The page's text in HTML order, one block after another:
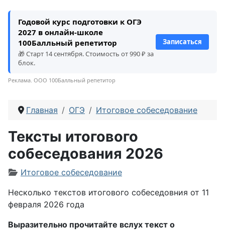
Годовой курс подготовки к ОГЭ
2027 в онлайн-школе
100Балльный репетитор
🎁 Старт 14 сентября. Стоимость от 990 ₽ за
блок.
Записаться
Реклама. ООО 100Балльный репетитор
Главная ОГЭ Итоговое собеседование
Тексты итогового
собеседования 2026
Информация о материале
Итоговое собеседование
Несколько текстов итогового собеседовния от 11
февраля 2026 года
Выразительно прочитайте вслух текст о